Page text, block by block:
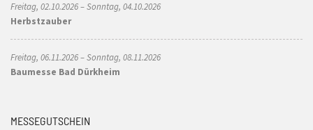
Freitag, 02.10.2026 – Sonntag, 04.10.2026
Herbstzauber
Freitag, 06.11.2026 – Sonntag, 08.11.2026
Baumesse Bad Dürkheim
MESSEGUTSCHEIN